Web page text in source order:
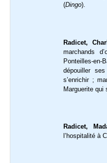
(Dingo).
Radicet,
marchands
Ponteilles-
dépouiller
s’enrichir ;
Marguerite qui
Radicet,
l’hospitalité à